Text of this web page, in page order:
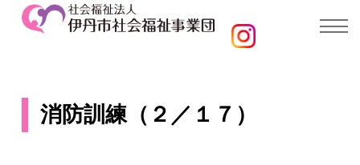
消防訓練（２／１７）